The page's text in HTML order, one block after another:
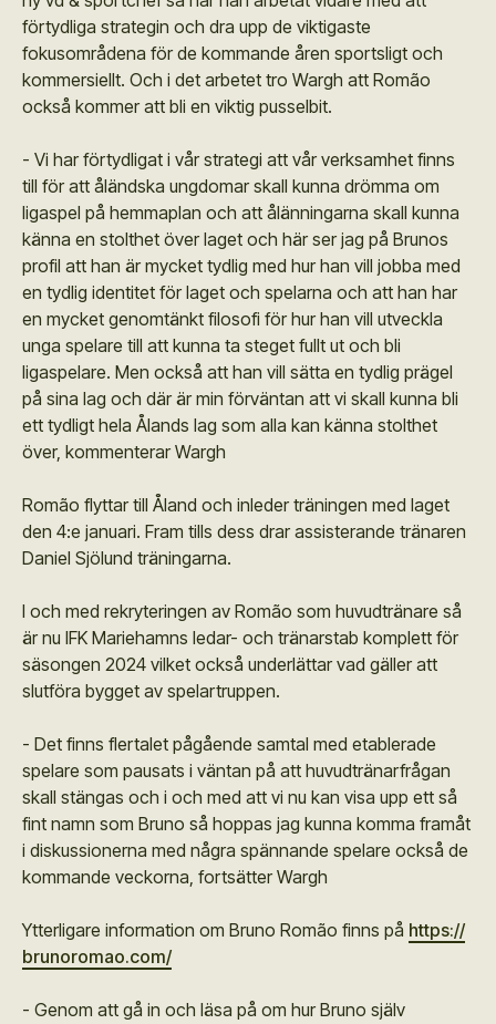
förtydliga strategin och dra upp de viktigaste
fokusområdena för de kommande åren sportsligt och
kommersiellt. Och i det arbetet tro Wargh att Romão
också kommer att bli en viktig pusselbit.
- Vi har förtydligat i vår strategi att vår verksamhet finns
till för att åländska ungdomar skall kunna drömma om
ligaspel på hemmaplan och att ålänningarna skall kunna
känna en stolthet över laget och här ser jag på Brunos
profil att han är mycket tydlig med hur han vill jobba med
en tydlig identitet för laget och spelarna och att han har
en mycket genomtänkt filosofi för hur han vill utveckla
unga spelare till att kunna ta steget fullt ut och bli
ligaspelare. Men också att han vill sätta en tydlig prägel
på sina lag och där är min förväntan att vi skall kunna bli
ett tydligt hela Ålands lag som alla kan känna stolthet
över, kommenterar Wargh
Romão flyttar till Åland och inleder träningen med laget
den 4:e januari. Fram tills dess drar assisterande tränaren
Daniel Sjölund träningarna.
I och med rekryteringen av Romão som huvudtränare så
är nu IFK Mariehamns ledar- och tränarstab komplett för
säsongen 2024 vilket också underlättar vad gäller att
slutföra bygget av spelartruppen.
- Det finns flertalet pågående samtal med etablerade
spelare som pausats i väntan på att huvudtränarfrågan
skall stängas och i och med att vi nu kan visa upp ett så
fint namn som Bruno så hoppas jag kunna komma framåt
i diskussionerna med några spännande spelare också de
kommande veckorna, fortsätter Wargh
Ytterligare information om Bruno Romão finns på https://
brunoromao.com/
- Genom att gå in och läsa på om hur Bruno själv